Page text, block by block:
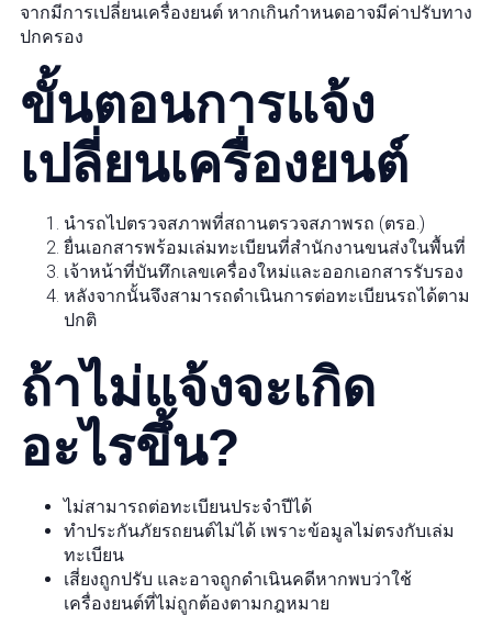
จากมีการเปลี่ยนเครื่องยนต์ หากเกินกำหนดอาจมีค่าปรับทาง
ปกครอง
ขั้นตอนการแจ้ง
เปลี่ยนเครื่องยนต์
นำรถไปตรวจสภาพที่สถานตรวจสภาพรถ (ตรอ.)
ยื่นเอกสารพร้อมเล่มทะเบียนที่สำนักงานขนส่งในพื้นที่
เจ้าหน้าที่บันทึกเลขเครื่องใหม่และออกเอกสารรับรอง
หลังจากนั้นจึงสามารถดำเนินการต่อทะเบียนรถได้ตาม
ปกติ
ถ้าไม่แจ้งจะเกิด
อะไรขึ้น?
ไม่สามารถต่อทะเบียนประจำปีได้
ทำประกันภัยรถยนต์ไม่ได้ เพราะข้อมูลไม่ตรงกับเล่ม
ทะเบียน
เสี่ยงถูกปรับ และอาจถูกดำเนินคดีหากพบว่าใช้
เครื่องยนต์ที่ไม่ถูกต้องตามกฎหมาย